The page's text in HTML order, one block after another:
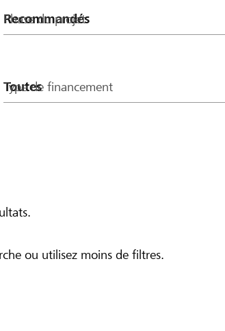
Phase du projet
Type de financement
ou utilisez moins de filtres.